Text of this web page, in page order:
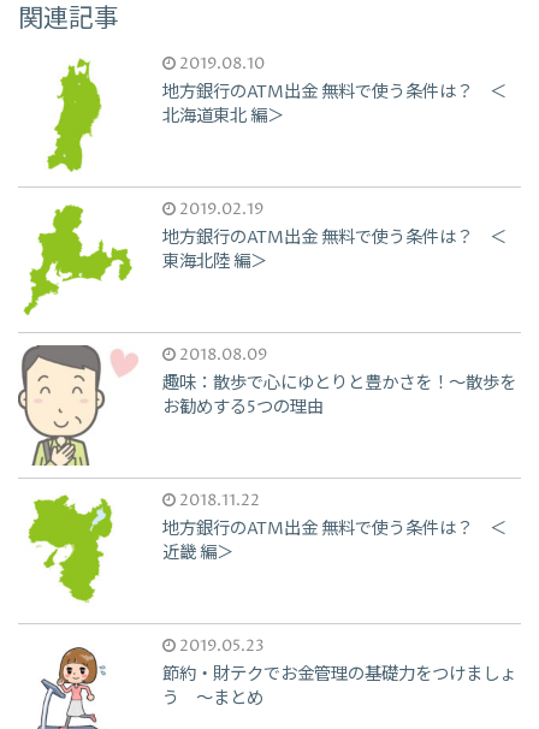
関連記事
2019.08.10
地方銀行のATM出金 無料で使う条件は？ ＜
北海道東北 編＞
2019.02.19
地方銀行のATM出金 無料で使う条件は？ ＜
東海北陸 編＞
2018.08.09
趣味：散歩で心にゆとりと豊かさを！～散歩を
お勧めする5つの理由
2018.11.22
地方銀行のATM出金 無料で使う条件は？ ＜
近畿 編＞
2019.05.23
節約・財テクでお金管理の基礎力をつけましょ
う ～まとめ